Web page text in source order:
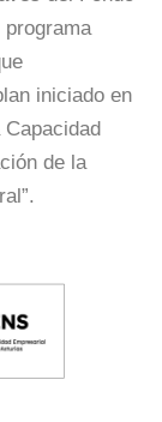
programa
iniciado en
de la